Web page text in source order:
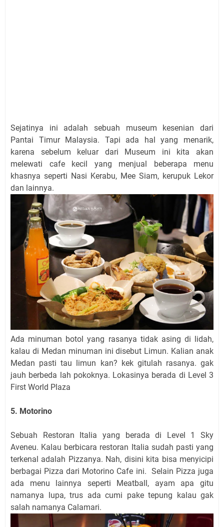
Sejatinya ini adalah sebuah museum kesenian dari
Pantai Timur Malaysia. Tapi ada hal yang menarik,
karena sebelum keluar dari Museum ini kita akan
melewati cafe kecil yang menjual beberapa menu
khasnya seperti Nasi Kerabu, Mee Siam, kerupuk Lekor
dan lainnya.
Ada minuman botol yang rasanya tidak asing di lidah,
kalau di Medan minuman ini disebut Limun. Kalian anak
Medan pasti tau limun kan? kek gitulah rasanya. gak
jauh berbeda lah pokoknya. Lokasinya berada di Level 3
First World Plaza
5. Motorino
Sebuah Restoran Italia yang berada di Level 1 Sky
Aveneu. Kalau berbicara restoran Italia sudah pasti yang
terkenal adalah Pizzanya. Nah, disini kita bisa menyicipi
berbagai Pizza dari Motorino Cafe ini. Selain Pizza juga
ada menu lainnya seperti Meatball, ayam apa gitu
namanya lupa, trus ada cumi pake tepung kalau gak
salah namanya Calamari.